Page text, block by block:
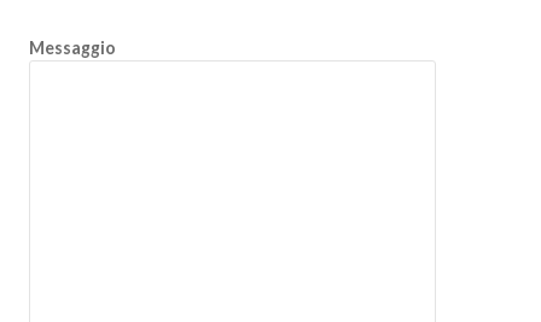
Messaggio